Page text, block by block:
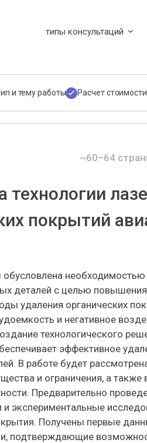
типы консультаций
и тему работы Расчет стоимости
~60–64
технологии
покрытий
обусловлена
деталей с целью повышения
удаления органических
и негативное
технологического
эффективное
В работе будет
и ограничения, а
Предварительно
и экспериментальные
Получены первые
подтверждающие